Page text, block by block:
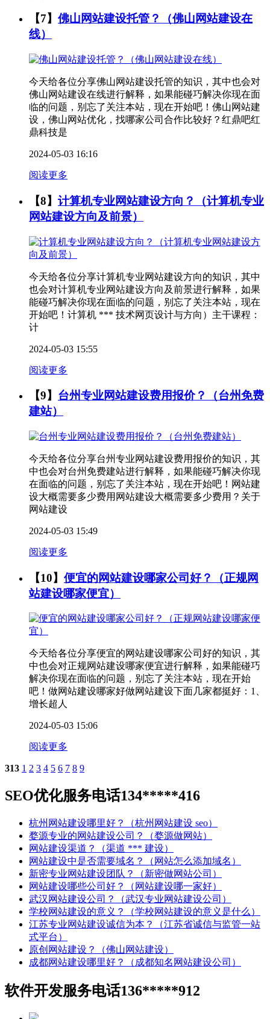
【7】 佛山网站建设托管？（佛山网站建设在
线）
今天给各位分享佛山网站建设托管的知识，其中也会对
佛山网站建设在线进行解释，如果能碰巧解决你现在面
临的问题，别忘了关注本站，现在开始吧！佛山网站建
设，佛山网站优化，找哪家公司合作比较好？红鼎吧红
鼎科技是
2024-05-03 16:16
阅读更多
【8】 计算机专业网站建设方向？（计算机专业
网站建设方向及前景）
今天给各位分享计算机专业网站建设方向的知识，其中
也会对计算机专业网站建设方向及前景进行解释，如果
能碰巧解决你现在面临的问题，别忘了关注本站，现在
开始吧！计算机 *** 技术网页设计与方向）主干课程：
计
2024-05-03 15:55
阅读更多
【9】 台州专业网站建设费用报价？（台州免费
建站）
今天给各位分享台州专业网站建设费用报价的知识，其
中也会对台州免费建站进行解释，如果能碰巧解决你现
在面临的问题，别忘了关注本站，现在开始吧！网站建
设大概需要多少费用网站建设大概需要多少费用？关于
网站建设
2024-05-03 15:49
阅读更多
【10】 便宜的网站建设哪家公司好？（正规网
站建设哪家便宜）
今天给各位分享便宜的网站建设哪家公司好的知识，其
中也会对正规网站建设哪家便宜进行解释，如果能碰巧
解决你现在面临的问题，别忘了关注本站，现在开始
吧！做网站建设哪家好做网站建设下面几家都挺好：1、
增长超人
2024-05-03 15:06
阅读更多
313 1 2 3 4 5 6 7 8 9
SEO优化服务电话134*****416
杭州网站建设哪里好？（杭州网站建设 seo）
婺源专业的网站建设公司？（婺源做网站）
网站建设渠道？（渠道 *** 建设）
网站建设中是否需要域名？（网站怎么添加域名）
新密专业网站建设团队？（新密做网站公司）
网站建设哪些公司好？（网站建设哪一家好）
武汉网站建设公司？（武汉专业网站建设公司）
学校网站建设的意义？（学校网站建设的意义是什么）
江苏专业网站建设诚信为本？（江苏省诚信与监管一站
式平台）
原创网站建设？（佛山网站建设）
成都网站建设哪里好？（成都知名网站建设公司）
软件开发服务电话136*****912